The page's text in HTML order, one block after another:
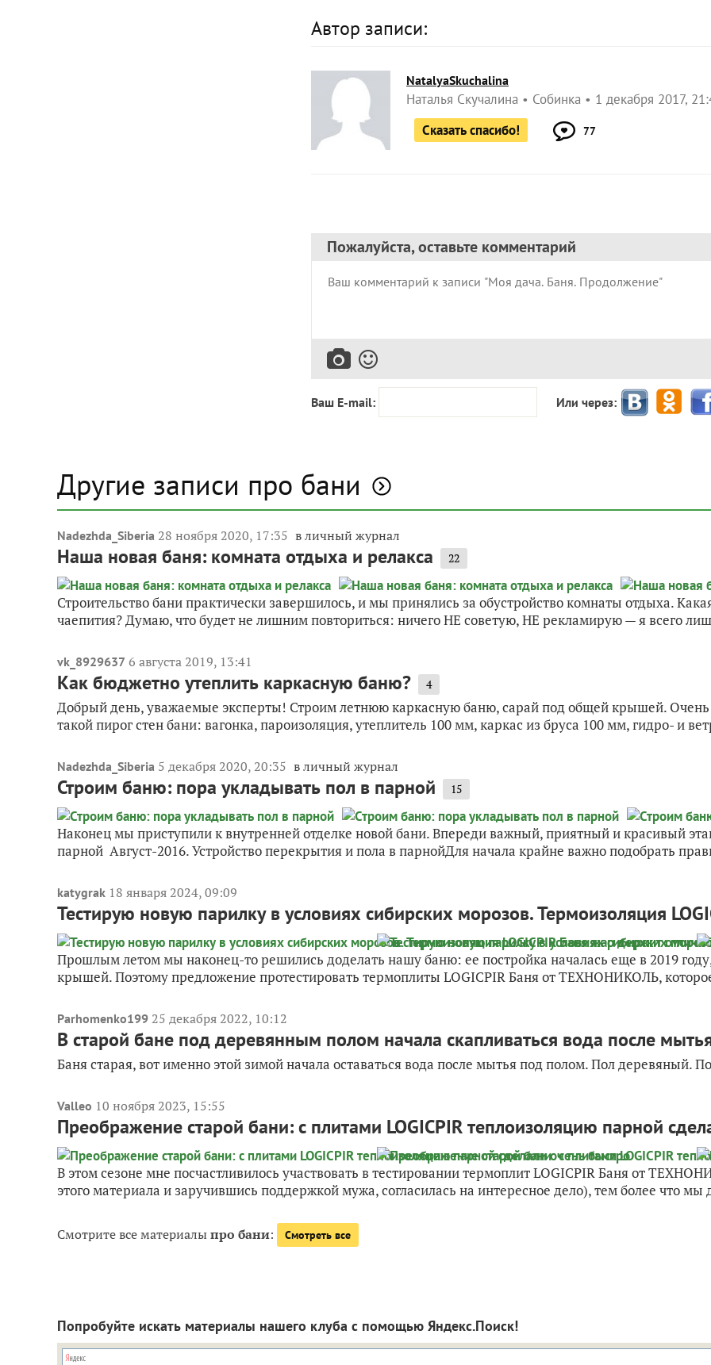
Автор записи:
NatalyaSkuchalina
Наталья Скучалина Собинка
1 декабря 2017,
Сказать спасибо!
77
Пожалуйста, оставьте комментарий
Ваш E-mail: Или через:
Другие записи про бани
Nadezhda_Siberia 28 ноября 2020, 17:35 в личный журнал
Наша новая баня: комната отдыха и релакса 22
Строительство бани практически завершилось, и мы принялись за обустройство комнаты отдыха.
чаепития? Думаю, что будет не лишним повториться: ничего НЕ советую, НЕ рекламирую — я всего
vk_8929637 6 августа 2019, 13:41
Как бюджетно утеплить каркасную баню? 4
Добрый день, уважаемые эксперты! Строим летнюю каркасную баню, сарай под общей крышей.
такой пирог стен бани: вагонка, пароизоляция, утеплитель 100 мм, каркас из бруса 100 мм, гидро- и
Nadezhda_Siberia 5 декабря 2020, 20:35 в личный журнал
Строим баню: пора укладывать пол в парной 15
Наконец мы приступили к внутренней отделке новой бани. Впереди важный, приятный и красивый
парной Август-2016. Устройство перекрытия и пола в парнойДля начала крайне важно подобрать
katygrak 18 января 2024, 09:09
Тестирую новую парилку в условиях сибирских морозов. Термоизоляция
Прошлым летом мы наконец-то решились доделать нашу баню: ее постройка началась еще в 2019
крышей. Поэтому предложение протестировать термоплиты LOGICPIR Баня от ТЕХНОНИКОЛЬ,
Parhomenko199 25 декабря 2022, 10:12
В старой бане под деревянным полом начала скапливаться вода после
Баня старая, вот именно этой зимой начала оставаться вода после мытья под полом. Пол деревяный.
Valleo 10 ноября 2023, 15:55
Преображение старой бани: с плитами LOGICPIR теплоизоляцию парной
В этом сезоне мне посчастливилось участвовать в тестировании термоплит LOGICPIR Баня от
этого материала и заручившись поддержкой мужа, согласилась на интересное дело), тем более что мы
Смотрите все материалыпро бани: Смотреть все
Попробуйте искать материалы нашего клуба с помощью Яндекс.Поиск!